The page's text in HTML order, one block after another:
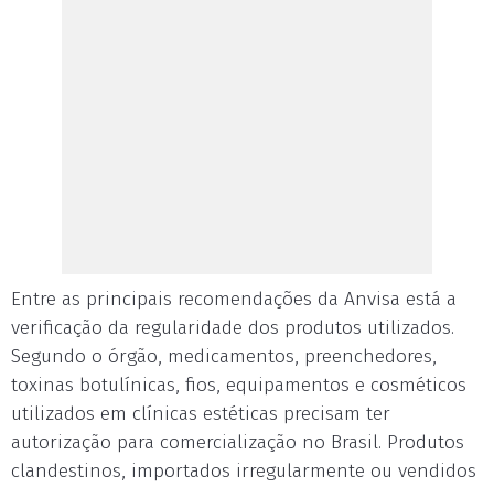
Entre as principais recomendações da Anvisa está a
verificação da regularidade dos produtos utilizados.
Segundo o órgão, medicamentos, preenchedores,
toxinas botulínicas, fios, equipamentos e cosméticos
utilizados em clínicas estéticas precisam ter
autorização para comercialização no Brasil. Produtos
clandestinos, importados irregularmente ou vendidos